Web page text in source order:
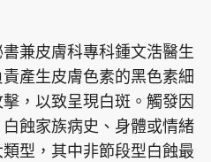
兼皮膚科專科鍾文浩醫生
產生皮膚色素的黑色素細
，以致呈現白斑。觸發因
蝕家族病史、身體或情緒
型，其中非節段型白蝕最